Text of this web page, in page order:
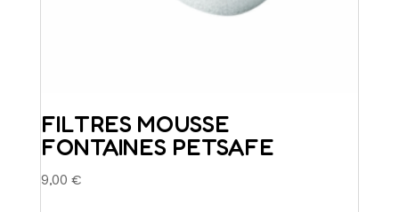
FILTRES MOUSSE
FONTAINES PETSAFE
9,00 €